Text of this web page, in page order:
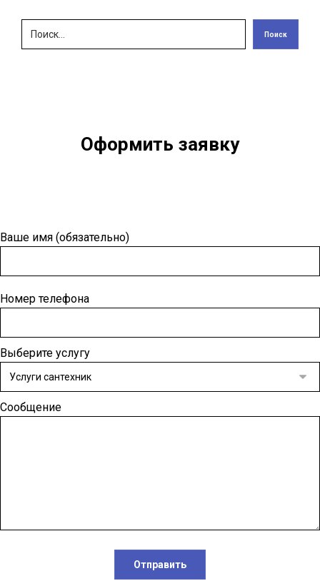
Поиск
Оформить заявку
Ваше имя (обязательно)
Номер телефона
Выберите услугу
Сообщение
Отправить